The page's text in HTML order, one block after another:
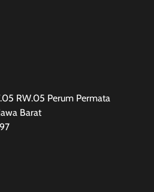
RW.05 Perum Permata
Barat